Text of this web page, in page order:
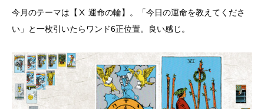
今月のテーマは【Ⅹ 運命の輪】。「今日の運命を教えてくださ
い」と一枚引いたらワンド6正位置。良い感じ。